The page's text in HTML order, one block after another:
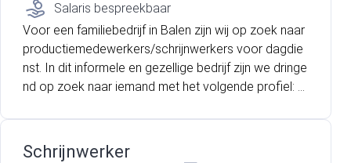
Salaris bespreekbaar
Voor een familiebedrijf in Balen zijn wij op zoek naar
productiemedewerkers/schrijnwerkers voor dagdie
nst. In dit informele en gezellige bedrijf zijn we dringe
nd op zoek naar iemand met het volgende profiel: B
den werkt en deel wil uitmaken van het productiepro
ces? Dan zoeken wij jou dringend!
Schrijnwerker